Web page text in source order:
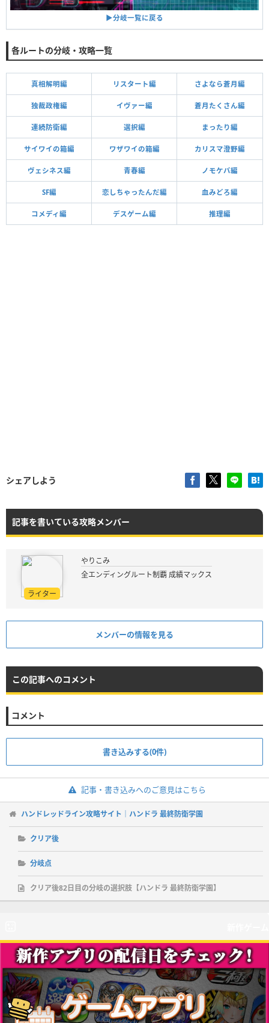
▶︎分岐一覧に戻る
各ルートの分岐・攻略一覧
真相解明編 リスタート編 さよなら蒼月編
独裁政権編 イヴァー編 蒼月たくさん編
連続防衛編 選択編 まったり編
サイワイの箱編 ワザワイの箱編 カリスマ澄野編
ヴェシネス編 青春編 ノモケバ編
SF編 恋しちゃったんだ編 血みどろ編
コメディ編 デスゲーム編 推理編
シェアしよう
記事を書いている攻略メンバー
ライター
やりこみ
全エンディングルート制覇 成績マックス
メンバーの情報を見る
この記事へのコメント
コメント
書き込みする(0件)
記事・書き込みへのご意見はこちら
ハンドレッドライン攻略サイト｜ハンドラ 最終防衛学園
クリア後
分岐点
クリア後82日目の分岐の選択肢【ハンドラ 最終防衛学園】